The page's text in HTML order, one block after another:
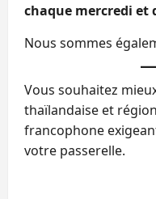
chaque mercredi et
Nous sommes
Vous souhaitez
thaïlandaise et
francophone
votre passerelle.